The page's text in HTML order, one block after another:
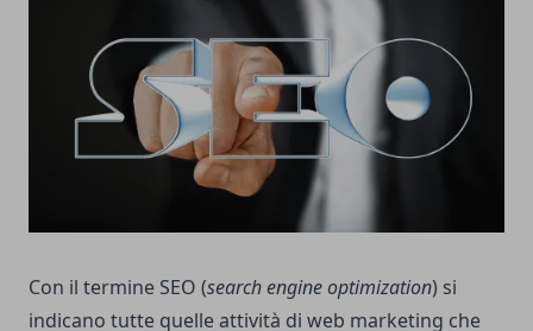
Con il termine SEO (search engine optimization) si
indicano tutte quelle attività di web marketing che